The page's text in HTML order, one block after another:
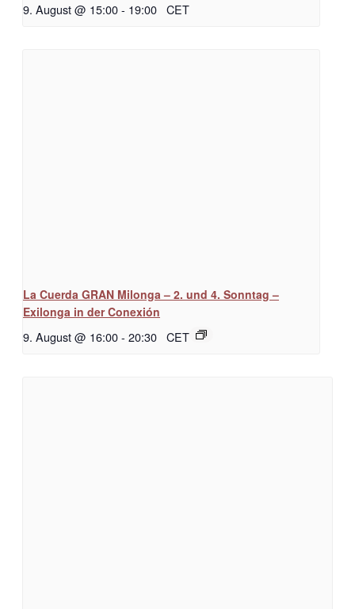
9. August @ 15:00- 19:00 CET
La Cuerda GRAN Milonga – 2. und 4. Sonntag –
Exilonga in der Conexión
9. August @ 16:00- 20:30 CET